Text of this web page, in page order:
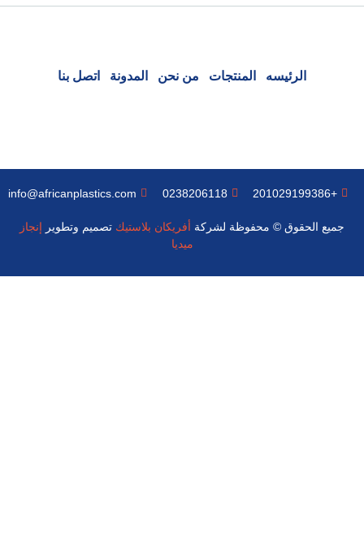
الرئيسه المنتجات من نحن المدونة اتصل بنا
جميع الحقوق © محفوظة لشركة أفريكان بلاستيك تصميم وتطوير إنجاز
ميديا
+201029199386
0238206118
info@africanplastics.com